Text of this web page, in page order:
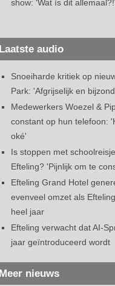
show: 'Wat ís dit allemaal?!'
Laatste audio
Snoeiharde kritiek op
Park: 'Afgrijselijk en
Medewerkers Woezel &
constant op hun telefoon:
oké'
Is stoppen met
Efteling? 'Pijnlijk om te
Efteling Grand Hotel
evenveel omzet als
heel jaar
Efteling verwacht dat AI-
jaar geïntroduceerd wordt
Meer nieuws